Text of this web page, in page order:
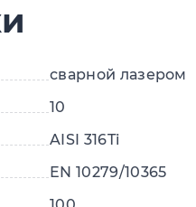
сварной лазером
10
AISI 316Ti
EN 10279/10365